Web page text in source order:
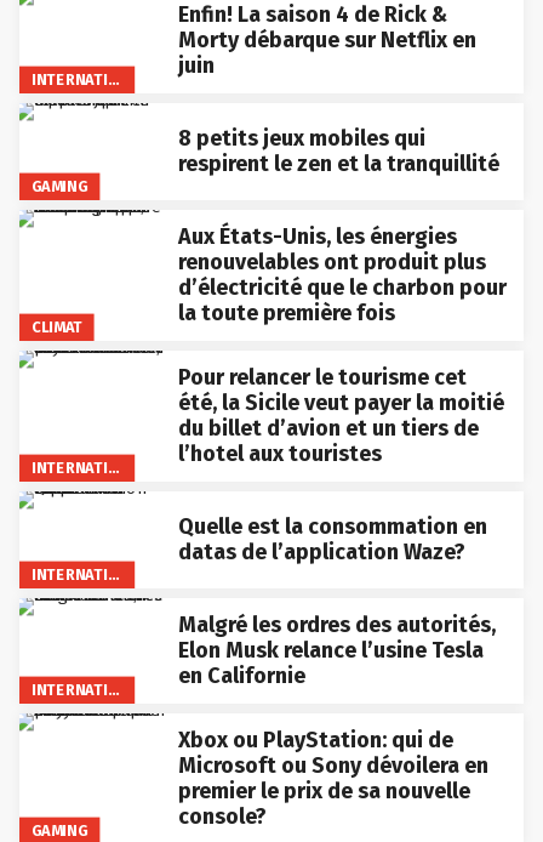
INTERNATIONAL
Enfin! La saison 4 de Rick &
Morty débarque sur Netflix en
juin
GAMING
8 petits jeux mobiles qui
respirent le zen et la tranquillité
CLIMAT
Aux États-Unis, les énergies
renouvelables ont produit plus
d’électricité que le charbon pour
la toute première fois
INTERNATIONAL
Pour relancer le tourisme cet
été, la Sicile veut payer la moitié
du billet d’avion et un tiers de
l’hotel aux touristes
INTERNATIONAL
Quelle est la consommation en
datas de l’application Waze?
INTERNATIONAL
Malgré les ordres des autorités,
Elon Musk relance l’usine Tesla
en Californie
GAMING
Xbox ou PlayStation: qui de
Microsoft ou Sony dévoilera en
premier le prix de sa nouvelle
console?